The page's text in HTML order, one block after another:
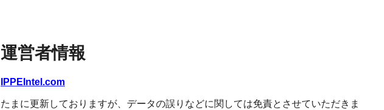
運営者情報
IPPEIntel.com
たまに更新しておりますが、データの誤りなどに関しては免責とさせていただきま